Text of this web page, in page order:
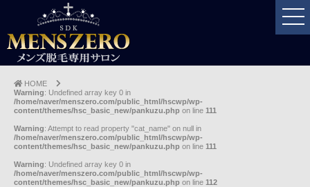
HOME
Warning: Undefined array key 0 in
/home/naver/menszero.com/public_html/hscwp/wp-
content/themes/hsc_basic_new/pankuzu.php on line 111
Warning: Attempt to read property "cat_name" on null in
/home/naver/menszero.com/public_html/hscwp/wp-
content/themes/hsc_basic_new/pankuzu.php on line 111
Warning: Undefined array key 0 in
/home/naver/menszero.com/public_html/hscwp/wp-
content/themes/hsc_basic_new/pankuzu.php on line 112